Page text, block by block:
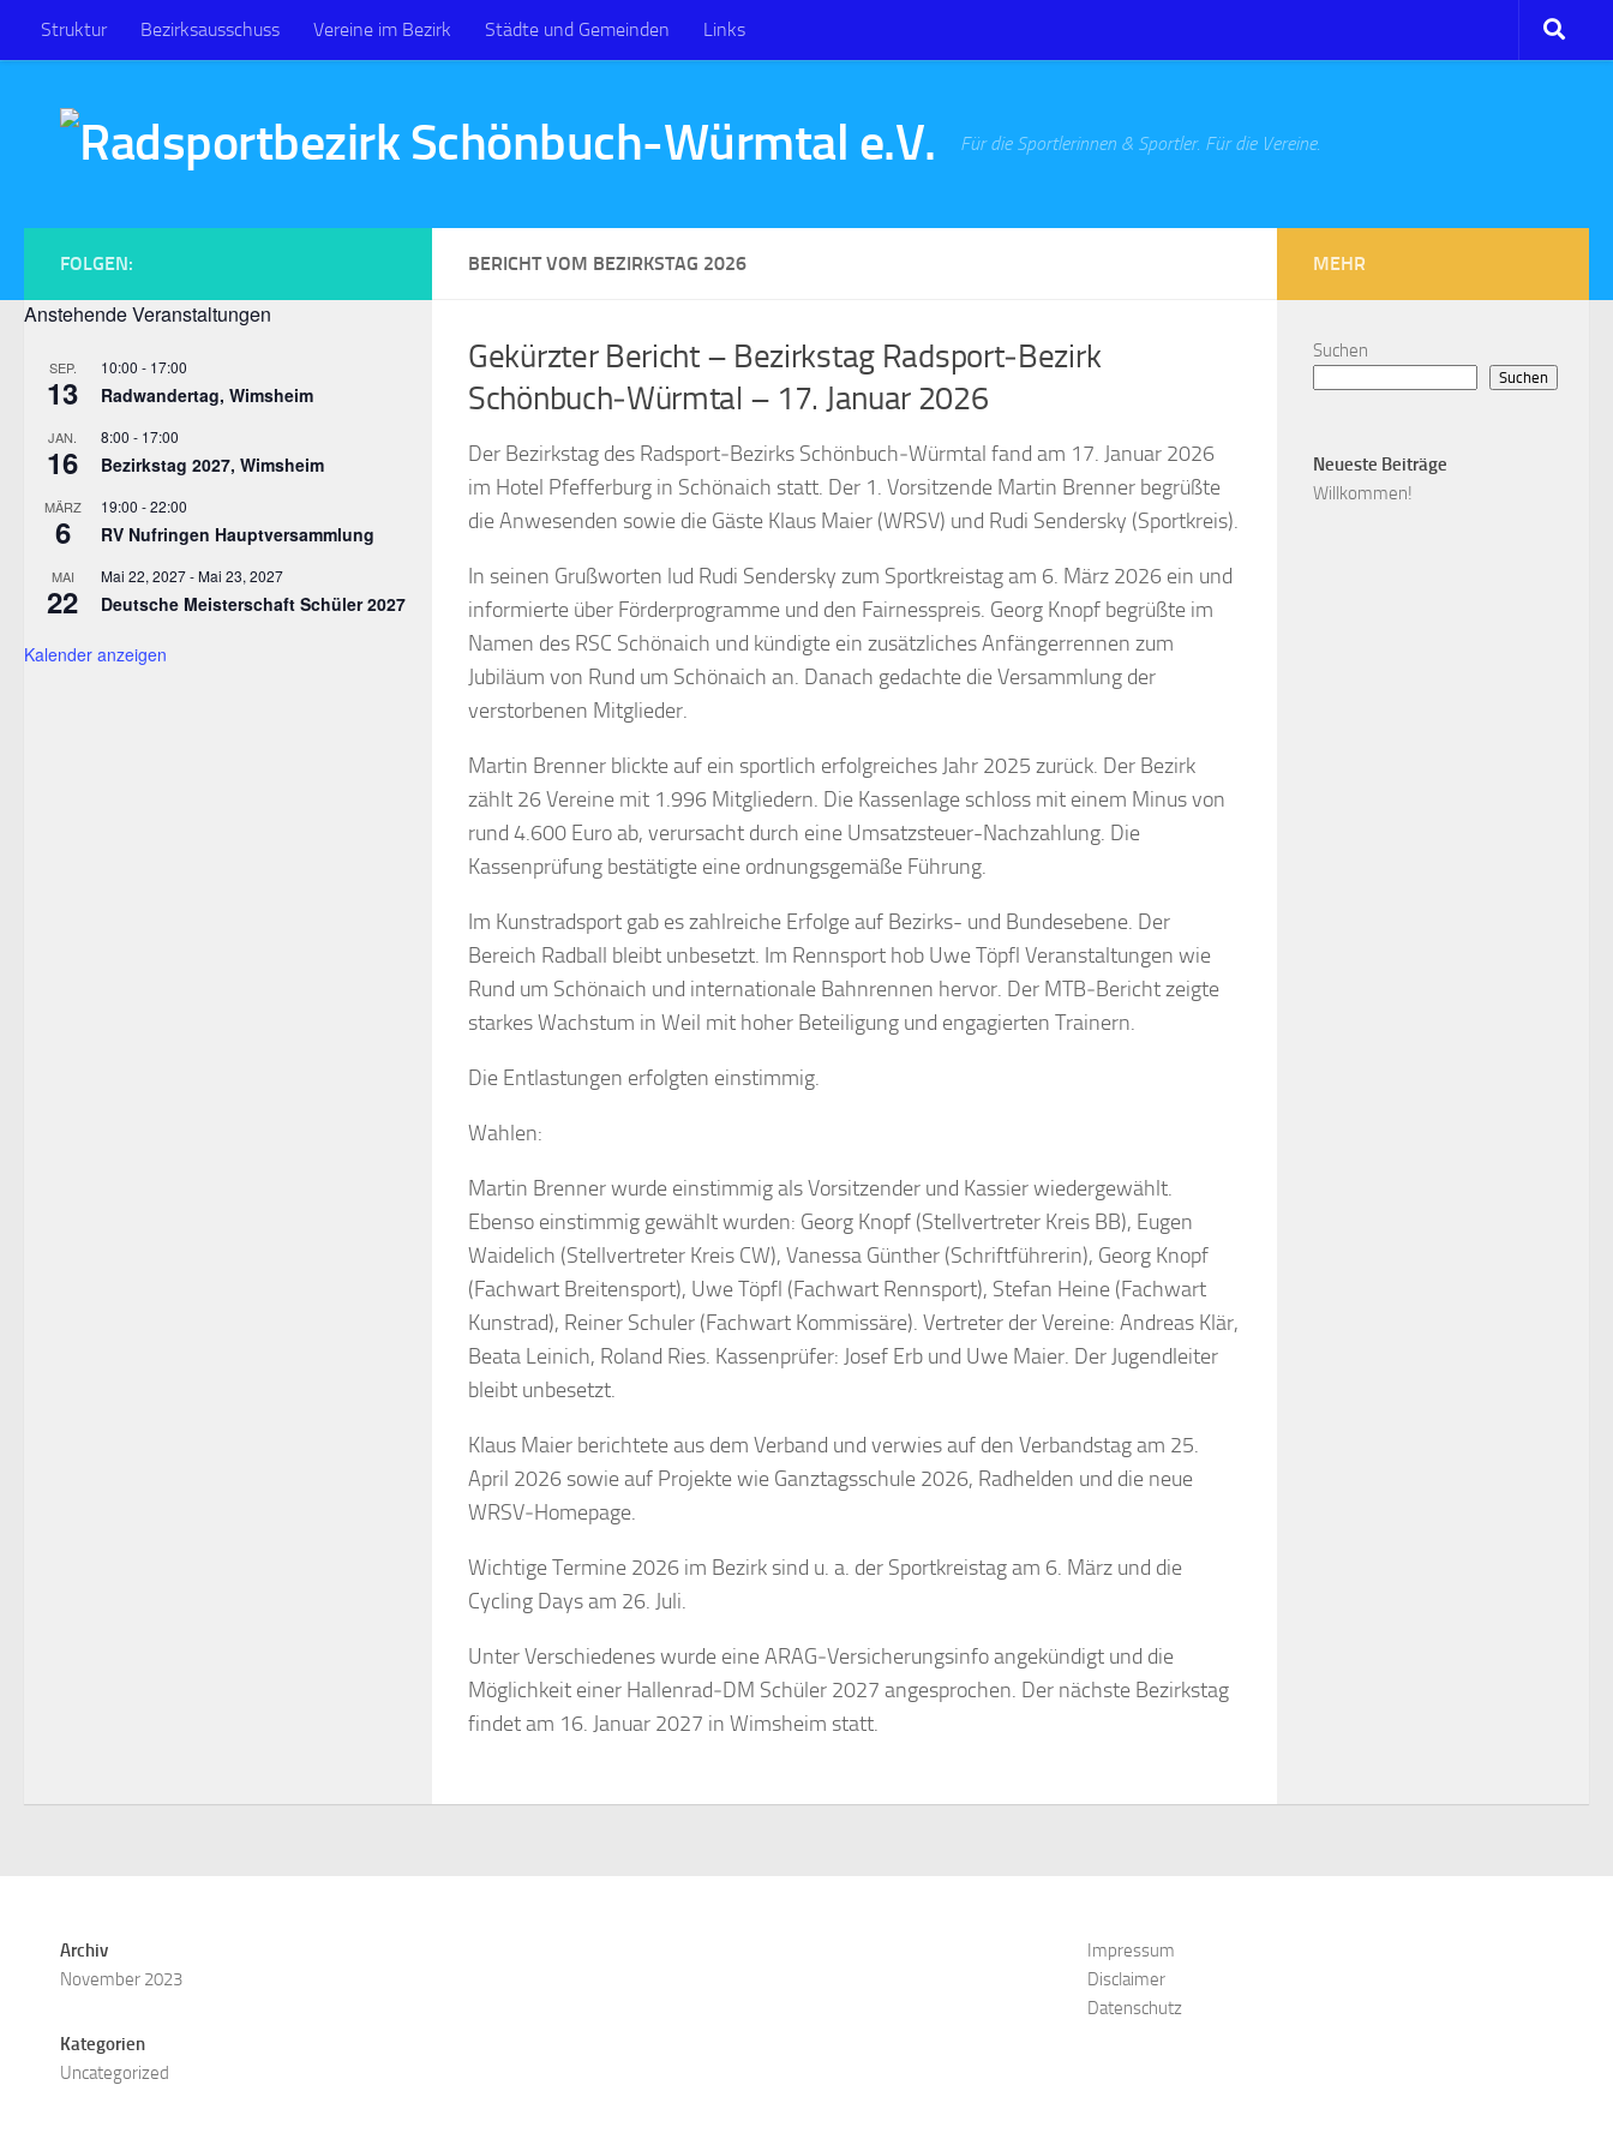
Zum Inhalt springen
Struktur Bezirksausschuss Vereine im Bezirk Städte und Gemeinden Links
Für die Sportlerinnen & Sportler. Für die Vereine.
BERICHT VOM BEZIRKSTAG 2026
Gekürzter Bericht – Bezirkstag Radsport‑Bezirk
Schönbuch‑Würmtal – 17. Januar 2026
Der Bezirkstag des Radsport‑Bezirks Schönbuch‑Würmtal fand am 17. Januar 2026
im Hotel Pfefferburg in Schönaich statt. Der 1. Vorsitzende Martin Brenner begrüßte
die Anwesenden sowie die Gäste Klaus Maier (WRSV) und Rudi Sendersky (Sportkreis).
In seinen Grußworten lud Rudi Sendersky zum Sportkreistag am 6. März 2026 ein und
informierte über Förderprogramme und den Fairnesspreis. Georg Knopf begrüßte im
Namen des RSC Schönaich und kündigte ein zusätzliches Anfängerrennen zum
Jubiläum von Rund um Schönaich an. Danach gedachte die Versammlung der
verstorbenen Mitglieder.
Martin Brenner blickte auf ein sportlich erfolgreiches Jahr 2025 zurück. Der Bezirk
zählt 26 Vereine mit 1.996 Mitgliedern. Die Kassenlage schloss mit einem Minus von
rund 4.600 Euro ab, verursacht durch eine Umsatzsteuer-Nachzahlung. Die
Kassenprüfung bestätigte eine ordnungsgemäße Führung.
Im Kunstradsport gab es zahlreiche Erfolge auf Bezirks- und Bundesebene. Der
Bereich Radball bleibt unbesetzt. Im Rennsport hob Uwe Töpfl Veranstaltungen wie
Rund um Schönaich und internationale Bahnrennen hervor. Der MTB‑Bericht zeigte
starkes Wachstum in Weil mit hoher Beteiligung und engagierten Trainern.
Die Entlastungen erfolgten einstimmig.
Wahlen:
Martin Brenner wurde einstimmig als Vorsitzender und Kassier wiedergewählt.
Ebenso einstimmig gewählt wurden: Georg Knopf (Stellvertreter Kreis BB), Eugen
Waidelich (Stellvertreter Kreis CW), Vanessa Günther (Schriftführerin), Georg Knopf
(Fachwart Breitensport), Uwe Töpfl (Fachwart Rennsport), Stefan Heine (Fachwart
Kunstrad), Reiner Schuler (Fachwart Kommissäre). Vertreter der Vereine: Andreas Klär,
Beata Leinich, Roland Ries. Kassenprüfer: Josef Erb und Uwe Maier. Der Jugendleiter
bleibt unbesetzt.
Klaus Maier berichtete aus dem Verband und verwies auf den Verbandstag am 25.
April 2026 sowie auf Projekte wie Ganztagsschule 2026, Radhelden und die neue
WRSV‑Homepage.
Wichtige Termine 2026 im Bezirk sind u. a. der Sportkreistag am 6. März und die
Cycling Days am 26. Juli.
Unter Verschiedenes wurde eine ARAG‑Versicherungsinfo angekündigt und die
Möglichkeit einer Hallenrad‑DM Schüler 2027 angesprochen. Der nächste Bezirkstag
findet am 16. Januar 2027 in Wimsheim statt.
FOLGEN:
Anstehende Veranstaltungen
SEP.
13
10:00 - 17:00
Radwandertag, Wimsheim
JAN.
16
8:00 - 17:00
Bezirkstag 2027, Wimsheim
MÄRZ
6
19:00 -22:00
RV Nufringen Hauptversammlung
MAI
22
Mai 22, 2027-Mai 23, 2027
Deutsche Meisterschaft Schüler 2027
Kalender anzeigen
MEHR
Suchen
Suchen
Neueste Beiträge
Willkommen!
Archiv
November 2023
Kategorien
Uncategorized
Impressum
Disclaimer
Datenschutz